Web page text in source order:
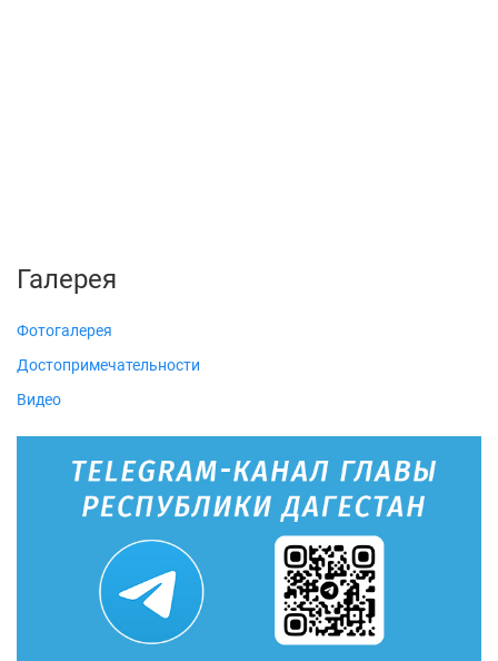
Галерея
Фотогалерея
Достопримечательности
Видео